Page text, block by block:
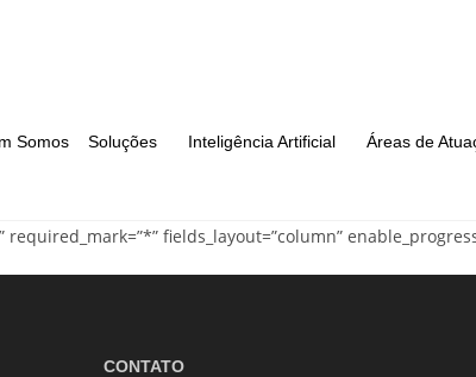
Somos Soluções Inteligência Artificial Áreas de
fields_layout=”column”
CONTATO